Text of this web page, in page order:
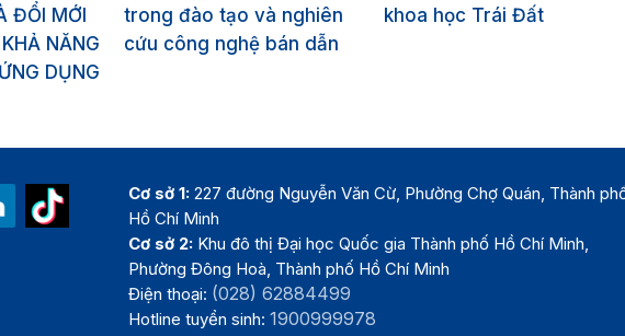
ĐỔI MỚI
NĂNG
DỤNG
trong đào tạo và nghiên
cứu công nghệ bán dẫn
khoa học Trái Đất
Cơ sở 1: 227 đường Nguyễn Văn Cừ, Phường Chợ Quán, Thành
Hồ Chí Minh
Cơ sở 2: Khu đô thị Đại học Quốc gia Thành phố Hồ Chí Minh,
Phường Đông Hoà, Thành phố Hồ Chí Minh
Điện thoại: (028) 62884499
Hotline tuyển sinh:1900999978